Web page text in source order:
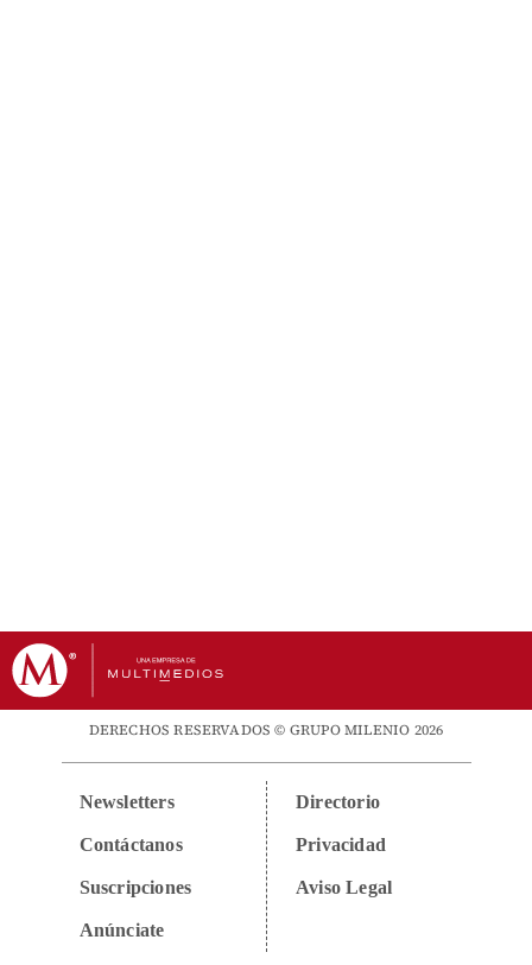
DERECHOS RESERVADOS © GRUPO MILENIO 2026
Newsletters
Contáctanos
Suscripciones
Anúnciate
Directorio
Privacidad
Aviso Legal